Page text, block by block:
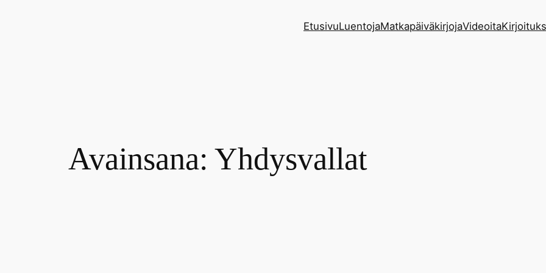
EtusivuLuentojaMatkapäiväkirjojaVideoita
Avainsana: Yhdysvallat